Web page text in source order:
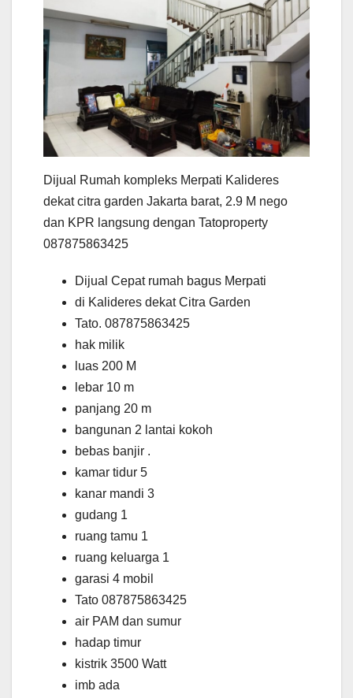
Dijual Rumah kompleks Merpati Kalideres
dekat citra garden Jakarta barat, 2.9 M nego
dan KPR langsung dengan Tatoproperty
087875863425
Dijual Cepat rumah bagus Merpati
di Kalideres dekat Citra Garden
Tato. 087875863425
hak milik
luas 200 M
lebar 10 m
panjang 20 m
bangunan 2 lantai kokoh
bebas banjir .
kamar tidur 5
kanar mandi 3
gudang 1
ruang tamu 1
ruang keluarga 1
garasi 4 mobil
Tato 087875863425
air PAM dan sumur
hadap timur
kistrik 3500 Watt
imb ada